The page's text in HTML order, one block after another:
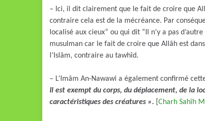
– Ici, il dit clairement que le fait de croire que
contraire cela est de la mécréance. Par
localisé aux cieux” ou qui dit “Il n’y a pas
musulman car le fait de croire que Allâh est
l’Islâm, contraire au tawhîd.
– L’Imâm An-Nawawi a également confirmé
Il est exempt du corps, du déplacement, de la
caractéristiques des créatures ».
Charh Sahîh